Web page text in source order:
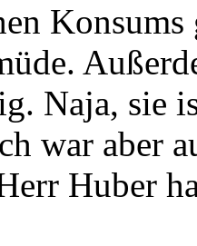
Naja, sie
war aber
Huber